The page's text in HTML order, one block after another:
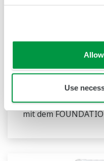
Use
Ausführung
ausgereifte
Zuverlässigkeit und
auf Grundlage
der Praxis
mit dem